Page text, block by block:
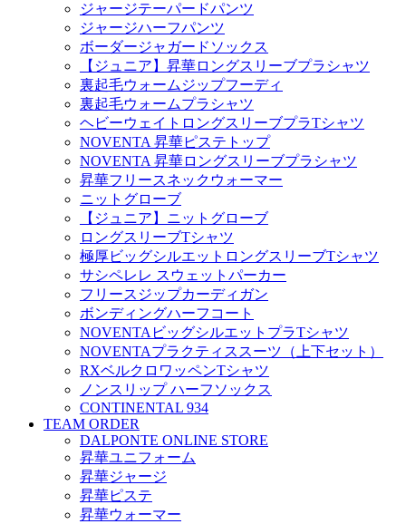
ジャージテーパードパンツ
ジャージハーフパンツ
ボーダージャガードソックス
【ジュニア】昇華ロングスリーブプラシャツ
裏起毛ウォームジップフーディ
裏起毛ウォームプラシャツ
ヘビーウェイトロングスリーブプラTシャツ
NOVENTA 昇華ピステトップ
NOVENTA 昇華ロングスリーブプラシャツ
昇華フリースネックウォーマー
ニットグローブ
【ジュニア】ニットグローブ
ロングスリーブTシャツ
極厚ビッグシルエットロングスリーブTシャツ
サシペレレ スウェットパーカー
フリースジップカーディガン
ボンディングハーフコート
NOVENTAビッグシルエットプラTシャツ
NOVENTAプラクティススーツ（上下セット）
RXベルクロワッペンTシャツ
ノンスリップ ハーフソックス
CONTINENTAL 934
TEAM ORDER
DALPONTE ONLINE STORE
昇華ユニフォーム
昇華ジャージ
昇華ピステ
昇華ウォーマー